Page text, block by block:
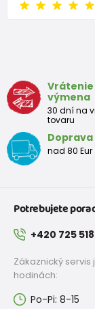
výmena
30 dní na
tovaru
nad 80 Eur
Potrebujete
+420 725
Zákaznický
hodinách:
Po-Pi: 8-15